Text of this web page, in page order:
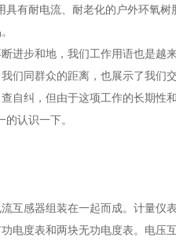
有耐电流、耐老化的户外环氧树
进步和地，我们工作用语也是越
们同群众的距离，也展示了我们
自纠，但由于这项工作的长期性
认识一下。
互感器组装在一起而成。计量仪
电度表和两块无功电度表。电压